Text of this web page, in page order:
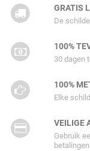
GRATIS
De
100%
30 dagen
100%
Elke
VEILIGE
Gebruik
betalingen.